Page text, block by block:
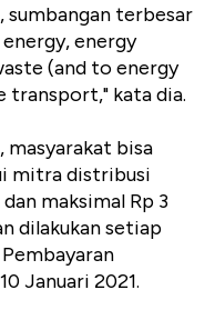
sumbangan terbesar
energy
(and to energy
transport," kata dia.
masyarakat bisa
mitra distribusi
maksimal Rp 3
dilakukan setiap
Januari 2021.